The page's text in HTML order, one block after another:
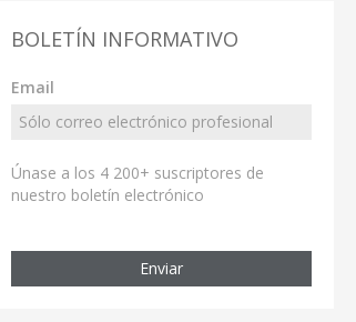
BOLETÍN INFORMATIVO
Email
Únase a los 4 200+ suscriptores de
nuestro boletín electrónico
Enviar